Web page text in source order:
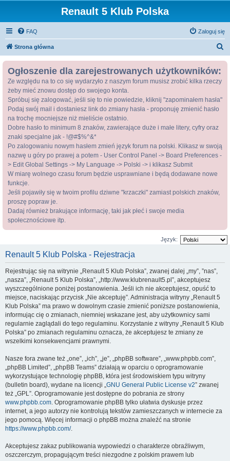
Renault 5 Klub Polska
FAQ Zaloguj się
Strona główna
Ogłoszenie dla zarejestrowanych użytkowników:
Ze względu na to co się wydarzyło z naszym forum musisz zrobić kilka rzeczy
żeby mieć znowu dostęp do swojego konta.
Spróbuj się zalogować, jeśli się to nie powiedzie, kliknij "zapominałem hasła"
Podaj swój mail i dostaniesz link do zmiany hasła - proponuję zmienić hasło
na trochę mocniejsze niż mieliście ostatnio.
Dobre hasło to minimum 8 znaków, zawierające duże i małe litery, cyfry oraz
znaki specjalne jak - !@#$%^&*
Po zalogowaniu nowym hasłem zmień język forum na polski. Klikasz w swoją
nazwę u góry po prawej a potem - User Control Panel -> Board Preferences -
> Edit Global Settings -> My Language -> Polski -> i klikasz Submit
W miarę wolnego czasu forum będzie usprawniane i będą dodawane nowe
funkcje.
Jeśli pojawiły się w twoim profilu dziwne "krzaczki" zamiast polskich znaków,
proszę popraw je.
Dadaj również brakujące informację, taki jak płeć i swoje media
społecznościowe itp.
Język:
Renault 5 Klub Polska - Rejestracja
Rejestrując się na witrynie „Renault 5 Klub Polska”, zwanej dalej „my”, ”nas”,
„nasza”, „Renault 5 Klub Polska”, „http://www.klubrenault5.pl”, akceptujesz
wyszczególnione poniżej postanowienia. Jeśli ich nie akceptujesz, opuść to
miejsce, naciskając przycisk „Nie akceptuję”. Administracja witryny „Renault 5
Klub Polska” ma prawo w dowolnym czasie zmienić poniższe postanowienia,
informując cię o zmianach, niemniej wskazane jest, aby użytkownicy sami
regularnie zaglądali do tego regulaminu. Korzystanie z witryny „Renault 5 Klub
Polska” po zmianach regulaminu oznacza, że akceptujesz te zmiany ze
wszelkimi konsekwencjami prawnymi.
Nasze fora zwane też „one”, „ich”, „je”, „phpBB software”, „www.phpbb.com”,
„phpBB Limited”, „phpBB Teams” działają w oparciu o oprogramowanie
wykorzystujące technologię phpBB, która jest środowiskiem typu witryny
(bulletin board), wydane na licencji „GNU General Public License v2” zwanej
też „GPL”. Oprogramowanie jest dostępne do pobrania ze strony
www.phpbb.com. Oprogramowanie phpBB tylko ułatwia dyskusje przez
internet, a jego autorzy nie kontrolują tekstów zamieszczanych w internecie za
jego pomocą. Więcej informacji o phpBB można znaleźć na stronie
https://www.phpbb.com/.
Akceptujesz zakaz publikowania wypowiedzi o charakterze obraźliwym,
oszczerczym, propagującym treści niezgodne z polskim prawem lub